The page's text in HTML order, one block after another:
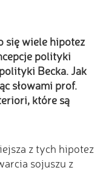
się wiele hipotez
polityki
Becka. Jak
słowami prof.
które są
z tych hipotez
sojuszu z